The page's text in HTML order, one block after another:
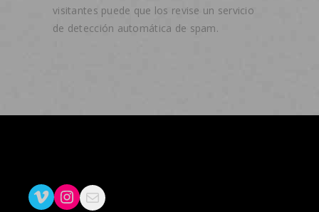
visitantes puede que los revise un servicio
de detección automática de spam.
VimeoInstagram
Mail